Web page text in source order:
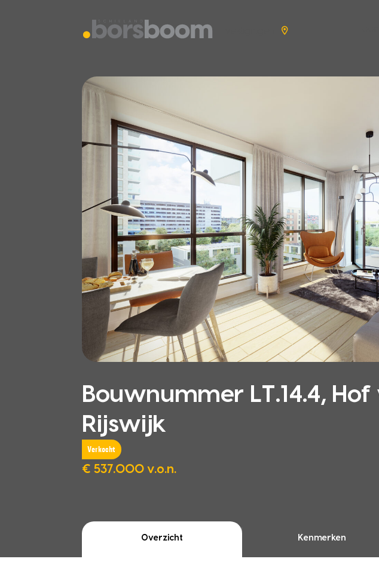
Bouwnummer LT.14.4,
Rijswijk
Verkocht
€ 537.000 v.o.n.
Overzicht Kenmerken